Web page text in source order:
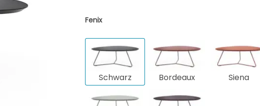
Fenix
Schwarz Bordeaux Siena